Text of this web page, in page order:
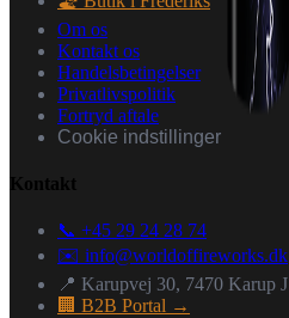
Om os
Kontakt os
Handelsbetingelser
Privatlivspolitik
Fortryd aftale
Cookie indstillinger
Kontakt
📞 +45 29 24 28 74
✉️ info@worldoffireworks.dk
📍 Karupvej 30, 7470 Karup J
🏢 B2B Portal →